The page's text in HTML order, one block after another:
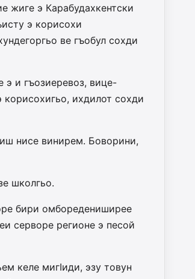
жиге э Карабудахкентски
э корисохи
ве гъобул сохди
э и гъозиеревоз, вице-
ихдилот сохди
нисе винирем. Боворини,
школгьо.
бири омборедениширее
серворе регионе э песой
келе мигIиди, эзу товун